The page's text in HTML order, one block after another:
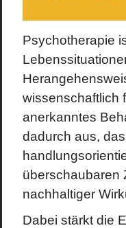
Psychotherapie
wissenschaftlich
anerkanntes
dadurch aus,
überschaubaren
nachhaltiger
Dabei stärkt die